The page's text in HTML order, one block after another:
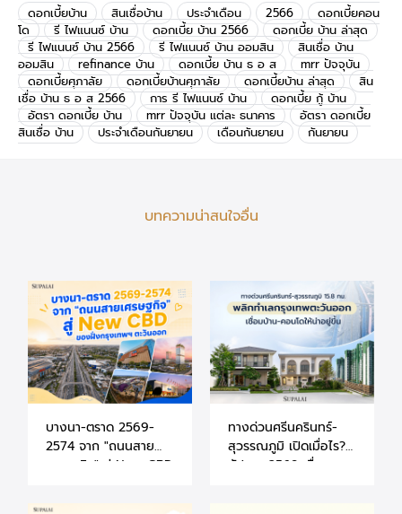
ดอกเบี้ยบ้าน สินเชื่อบ้าน ประจำเดือน 2566
ดอกเบี้ยคอน
โด
รี ไฟแนนซ์ บ้าน ดอกเบี้ย บ้าน 2566
ดอกเบี้ย บ้าน ล่าสุด
รี ไฟแนนซ์ บ้าน 2566
รี ไฟแนนซ์ บ้าน ออมสิน
สินเชื่อ บ้าน
ออมสิน
refinance บ้าน ดอกเบี้ย บ้าน ธ อ ส
mrr ปัจจุบัน
ดอกเบี้ยศุภาลัย
ดอกเบี้ยบ้านศุภาลัย ดอกเบี้ยบ้าน ล่าสุด
สิน
เชื่อ บ้าน ธ อ ส 2566
การ รี ไฟแนนซ์ บ้าน
ดอกเบี้ย กู้ บ้าน
อัตรา ดอกเบี้ย บ้าน
mrr ปัจจุบัน แต่ละ ธนาคาร
อัตรา ดอกเบี้ย
สินเชื่อ บ้าน
ประจำเดือนกันยายน เดือนกันยายน กันยายน
บทความน่าสนใจอื่น
บางนา-ตราด 2569-
2574 จาก "ถนนสาย
เศรษฐกิจ" สู่ New CBD
ออก
ทางด่วนศรีนครินทร์-
สุวรรณภูมิ เปิดเมื่อไร?
อัปเดต 2569 เชื่อม